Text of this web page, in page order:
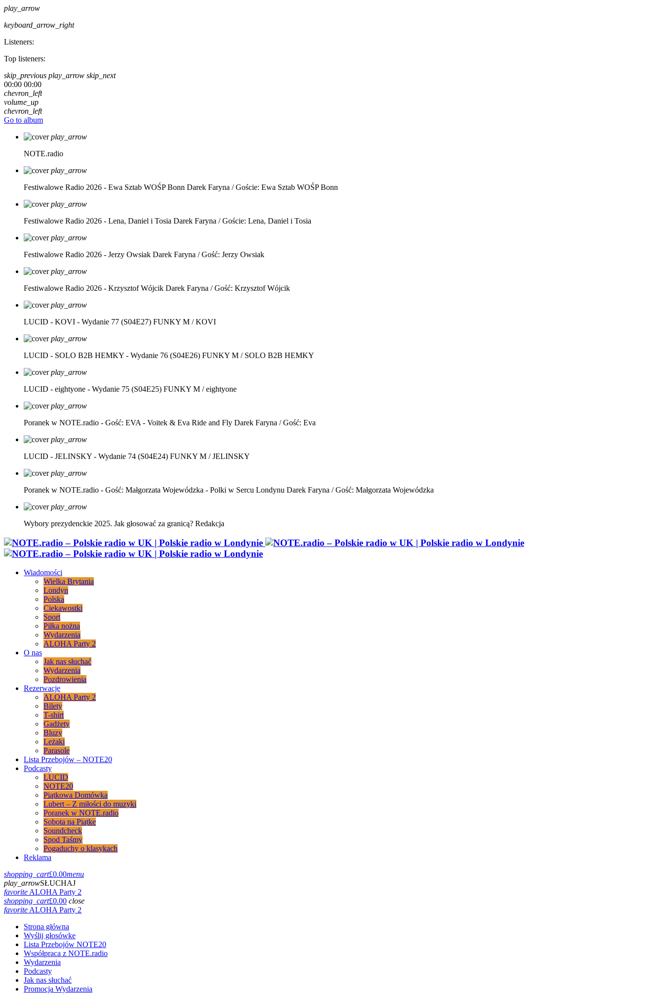
play_arrow
keyboard_arrow_right
Listeners:
Top listeners:
skip_previous play_arrow skip_next
00:00 00:00
chevron_left
volume_up
chevron_left
Go to album
play_arrow
NOTE.radio
play_arrow
Festiwalowe Radio 2026 - Ewa Sztab WOŚP Bonn Darek Faryna / Goście: Ewa Sztab WOŚP Bonn
play_arrow
Festiwalowe Radio 2026 - Lena, Daniel i Tosia Darek Faryna / Goście: Lena, Daniel i Tosia
play_arrow
Festiwalowe Radio 2026 - Jerzy Owsiak Darek Faryna / Gość: Jerzy Owsiak
play_arrow
Festiwalowe Radio 2026 - Krzysztof Wójcik Darek Faryna / Gość: Krzysztof Wójcik
play_arrow
LUCID - KOVI - Wydanie 77 (S04E27) FUNKY M / KOVI
play_arrow
LUCID - SOLO B2B HEMKY - Wydanie 76 (S04E26) FUNKY M / SOLO B2B HEMKY
play_arrow
LUCID - eightyone - Wydanie 75 (S04E25) FUNKY M / eightyone
play_arrow
Poranek w NOTE.radio - Gość: EVA - Voitek & Eva Ride and Fly Darek Faryna / Gość: Eva
play_arrow
LUCID - JELINSKY - Wydanie 74 (S04E24) FUNKY M / JELINSKY
play_arrow
Poranek w NOTE.radio - Gość: Małgorzata Wojewódzka - Polki w Sercu Londynu Darek Faryna / Gość: Małgorzata Wojewódzka
play_arrow
Wybory prezydenckie 2025. Jak głosować za granicą? Redakcja
Wiadomości
Wielka Brytania
Londyn
Polska
Ciekawostki
Sport
Piłka nożna
Wydarzenia
ALOHA Party 2
O nas
Jak nas słuchać
Wydarzenia
Pozdrowienia
Rezerwacje
ALOHA Party 2
Bilety
T-shirt
Gadżety
Bluzy
Leżaki
Parasole
Lista Przebojów – NOTE20
Podcasty
LUCID
NOTE20
Piątkowa Domówka
Lubert – Z miłości do muzyki
Poranek w NOTE.radio
Sobota na Piątke
Soundcheck
Spod Taśmy
Pogaduchy o klasykach
Reklama
shopping_cart£0.00menu
play_arrowSŁUCHAJ
favoriteALOHA Party 2
shopping_cart£0.00 close
favoriteALOHA Party 2
Strona główna
Wyślij głosówke
Lista Przebojów NOTE20
Współpraca z NOTE.radio
Wydarzenia
Podcasty
Jak nas słuchać
Promocja Wydarzenia